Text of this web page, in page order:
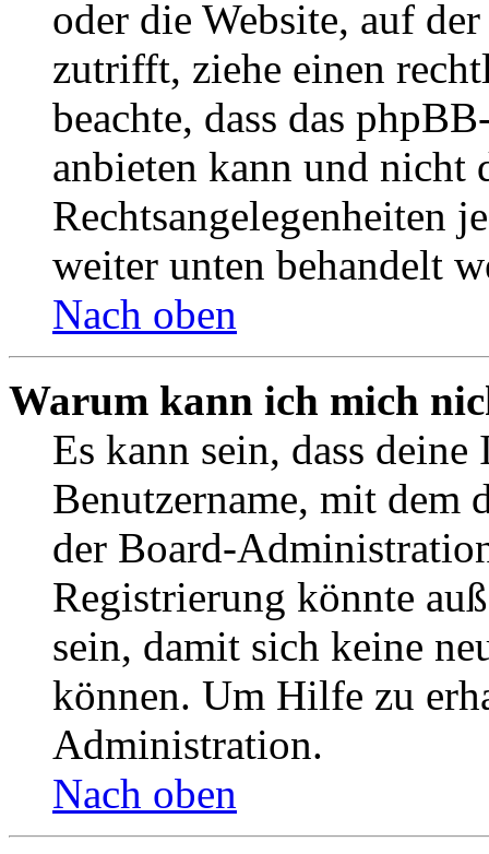
oder die Website, auf
zutrifft, ziehe einen
beachte, dass das
anbieten kann und nicht
Rechtsangelegenheiten
weiter unten behandelt
Nach oben
Warum kann ich mich
Es kann sein, dass
Benutzername, mit dem
der Board-
Registrierung könnte
sein, damit sich keine
können. Um Hilfe zu
Administration.
Nach oben